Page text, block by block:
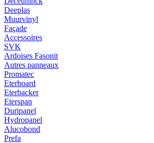
Deeplas
Muurvinyl
Façade
Accessoires
SVK
Ardoises Fasonit
Autres panneaux
Promatec
Eterboard
Eterbacker
Eterspan
Duripanel
Hydropanel
Alucobond
Prefa